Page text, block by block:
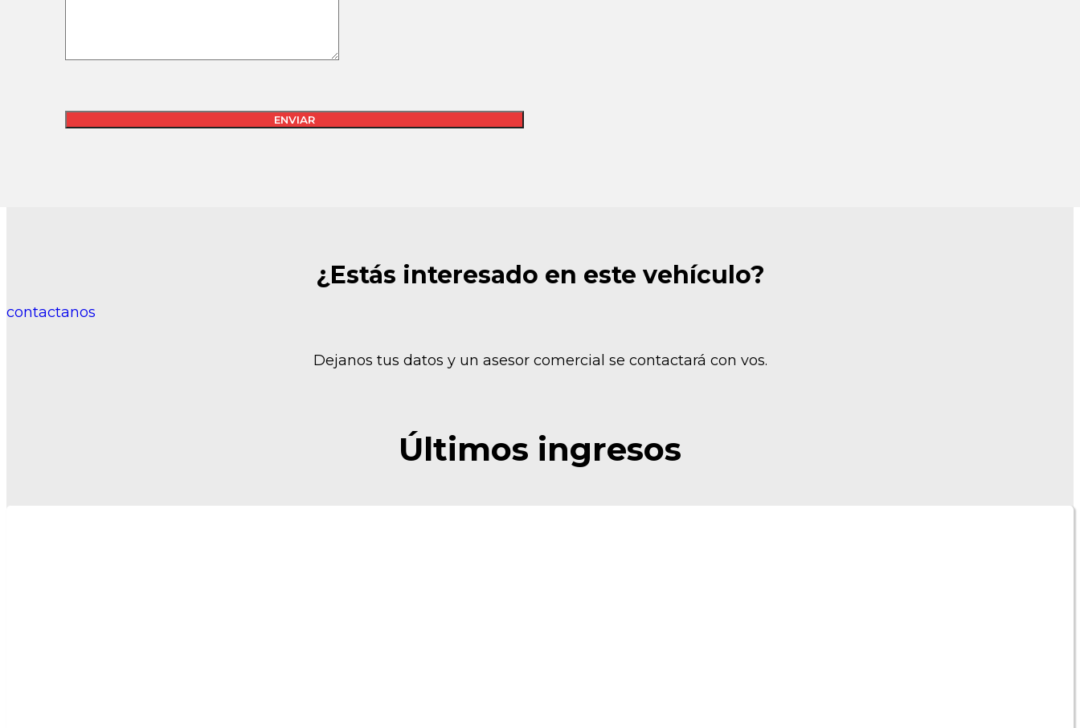
¿Estás interesado en este vehículo?
contactanos
Dejanos tus datos y un asesor comercial se contactará con vos.
Últimos ingresos